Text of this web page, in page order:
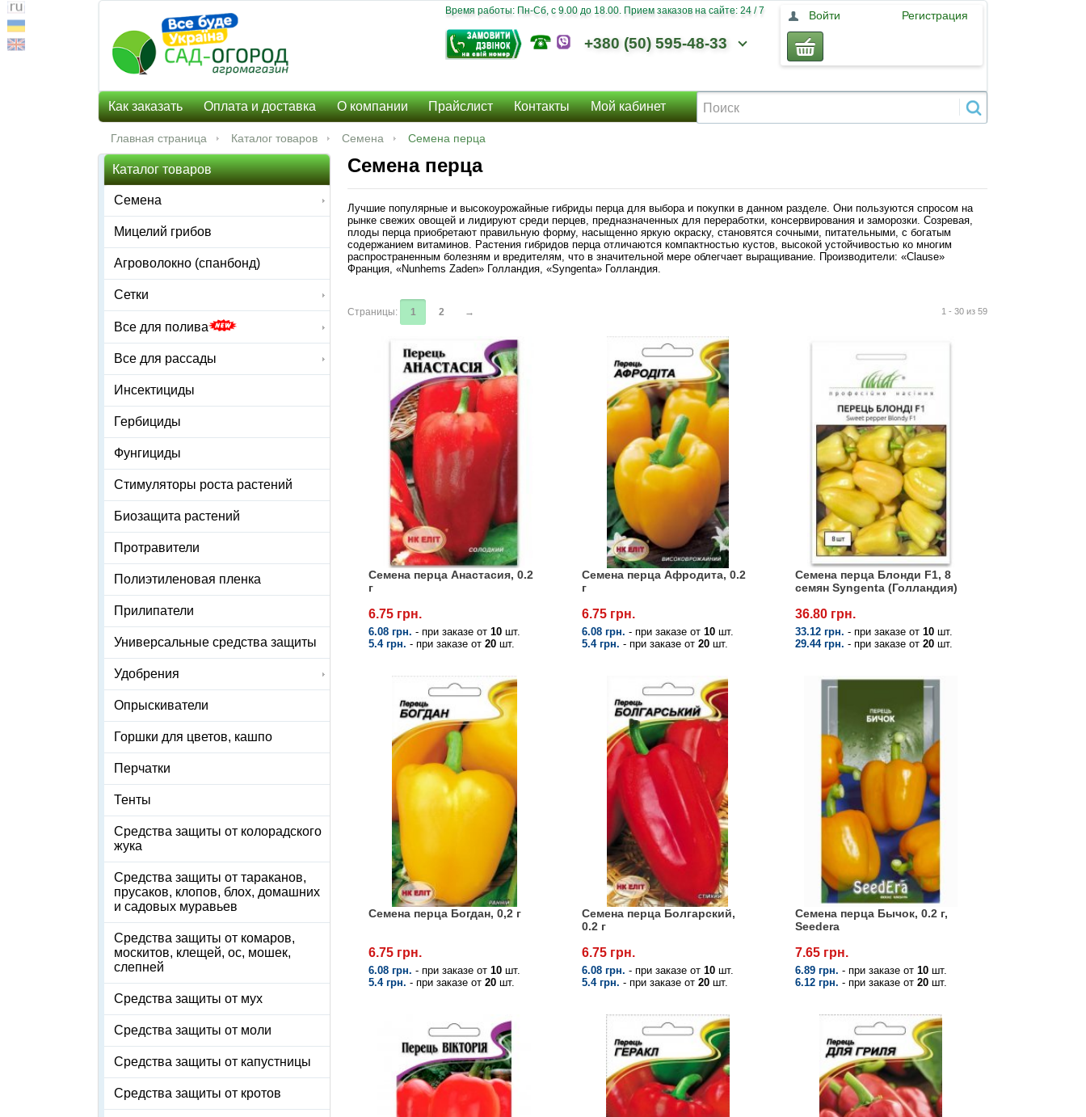
Время работы: Пн-Сб, c 9.00 до 18.00. Прием заказов на сайте: 24 / 7
+380 (50) 595-48-33
Войти Регистрация
Как заказать Оплата и доставка О компании Прайслист Контакты Мой кабинет
Главная страница Каталог товаров Семена Семена перца
Семена перца
Лучшие популярные и высокоурожайные гибриды перца для выбора и покупки в данном разделе. Они пользуются спросом на
рынке свежих овощей и лидируют среди перцев, предназначенных для переработки, консервирования и заморозки. Созревая,
плоды перца приобретают правильную форму, насыщенно яркую окраску, становятся сочными, питательными, с богатым
содержанием витаминов. Растения гибридов перца отличаются компактностью кустов, высокой устойчивостью ко многим
распространенным болезням и вредителям, что в значительной мере облегчает выращивание. Производители: «Clause»
Франция, «Nunhems Zaden» Голландия, «Syngenta» Голландия.
1 - 30 из 59
Страницы: 1 2 →
Семена перца Анастасия, 0.2
г
6.75 грн.
6.08 грн. - при заказе от 10 шт.
5.4 грн. - при заказе от 20 шт.
Семена перца Афродита, 0.2
г
6.75 грн.
6.08 грн. - при заказе от 10шт.
5.4 грн. - при заказе от 20шт.
Семена перца Блонди F1, 8
семян Syngenta (Голландия)
36.80 грн.
33.12 грн. - при заказе от 10шт.
29.44 грн. - при заказе от 20шт.
Семена перца Богдан, 0,2 г
6.75 грн.
6.08 грн. - при заказе от 10 шт.
5.4 грн. - при заказе от 20 шт.
Семена перца Болгарский,
0.2 г
6.75 грн.
6.08 грн. - при заказе от 10шт.
5.4 грн. - при заказе от 20шт.
Семена перца Бычок, 0.2 г,
Seedera
7.65 грн.
6.89 грн. - при заказе от 10шт.
6.12 грн. - при заказе от 20шт.
Каталог товаров
Семена
Мицелий грибов
Агроволокно (спанбонд)
Сетки
Все для полива
Все для рассады
Инсектициды
Гербициды
Фунгициды
Стимуляторы роста растений
Биозащита растений
Протравители
Полиэтиленовая пленка
Прилипатели
Универсальные средства защиты
Удобрения
Опрыскиватели
Горшки для цветов, кашпо
Перчатки
Тенты
Средства защиты от колорадского
жука
Средства защиты от тараканов,
прусаков, клопов, блох, домашних
и садовых муравьев
Средства защиты от комаров,
москитов, клещей, ос, мошек,
слепней
Средства защиты от мух
Средства защиты от моли
Средства защиты от капустницы
Средства защиты от кротов